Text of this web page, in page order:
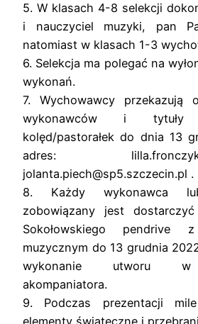
5. W klasach 4-8 selekcji
i nauczyciel muzyki, pan
natomiast w klasach 1-3
6. Selekcja ma polegać na
wykonań.
7. Wychowawcy przekazują
wykonawców i tytuły
kolęd/pastorałek do dnia 13
adres:
jolanta.piech@sp5.szczecin.pl .
8. Każdy wykonawca
zobowiązany jest
Sokołowskiego pendrive
muzycznym do 13 grudnia
wykonanie utworu w
akompaniatora.
9. Podczas prezentacji